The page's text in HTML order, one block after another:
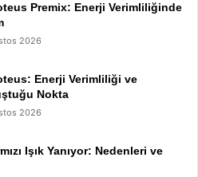
Premix: Enerji Verimliliğinde
2026
Enerji Verimliliği ve
Nokta
2026
Işık Yanıyor: Nedenleri ve